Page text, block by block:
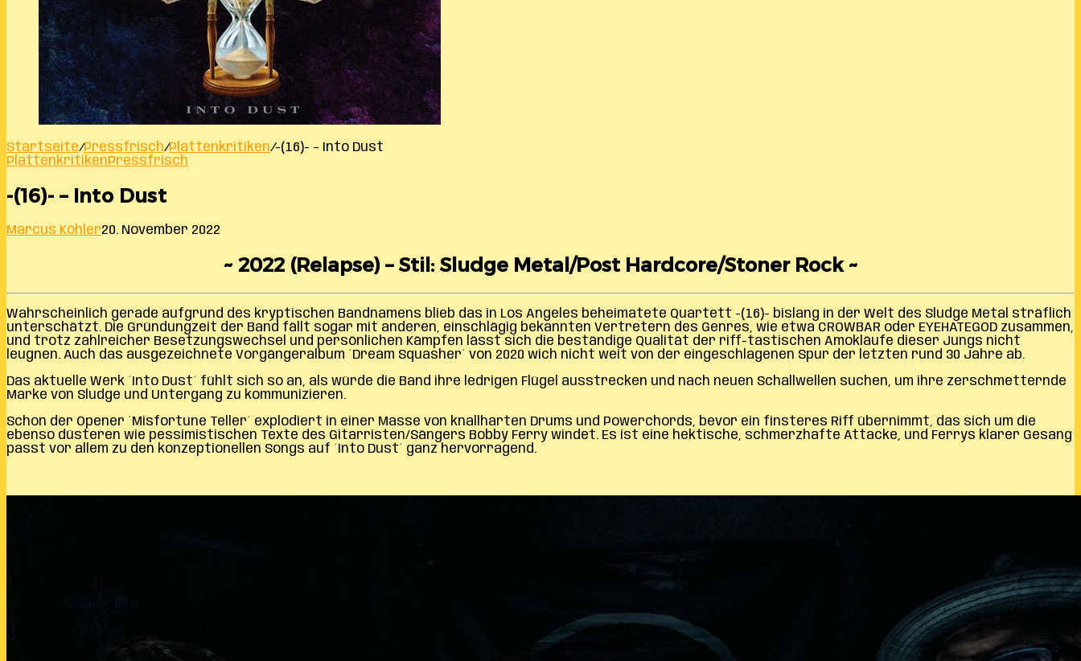
Startseite/Pressfrisch/Plattenkritiken/-(16)- – Into Dust
PlattenkritikenPressfrisch
-(16)- – Into Dust
Marcus Köhler20. November 2022
~ 2022 (Relapse) – Stil: Sludge Metal/Post Hardcore/Stoner Rock ~
Wahrscheinlich gerade aufgrund des kryptischen Bandnamens blieb das in Los Angeles beheimatete Quartett -(16)- bislang in der Welt des Sludge Metal sträflich
unterschätzt. Die Gründungzeit der Band fällt sogar mit anderen, einschlägig bekannten Vertretern des Genres, wie etwa CROWBAR oder EYEHATEGOD zusammen,
und trotz zahlreicher Besetzungswechsel und persönlichen Kämpfen lässt sich die beständige Qualität der riff-tastischen Amokläufe dieser Jungs nicht
leugnen. Auch das ausgezeichnete Vorgängeralbum ´Dream Squasher´ von 2020 wich nicht weit von der eingeschlagenen Spur der letzten rund 30 Jahre ab.
Das aktuelle Werk ´Into Dust´ fühlt sich so an, als würde die Band ihre ledrigen Flügel ausstrecken und nach neuen Schallwellen suchen, um ihre zerschmetternde
Marke von Sludge und Untergang zu kommunizieren.
Schon der Opener ´Misfortune Teller´ explodiert in einer Masse von knallharten Drums und Powerchords, bevor ein finsteres Riff übernimmt, das sich um die
ebenso düsteren wie pessimistischen Texte des Gitarristen/Sängers Bobby Ferry windet. Es ist eine hektische, schmerzhafte Attacke, und Ferrys klarer Gesang
passt vor allem zu den konzeptionellen Songs auf ´Into Dust´ ganz hervorragend.